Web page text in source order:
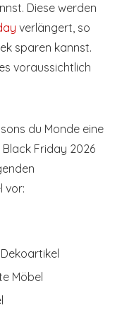
Diese werden
verlängert, so
sparen kannst.
voraussichtlich
du Monde eine
Friday 2026
vor:
Möbel